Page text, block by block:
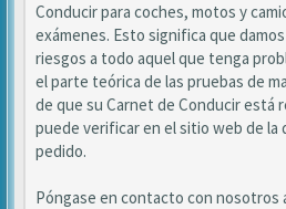
Conducir para coches, motos y
exámenes. Esto significa que
riesgos a todo aquel que tenga
el parte teórica de las pruebas de
de que su Carnet de Conducir está
puede verificar en el sitio web de la
pedido.
Póngase en contacto con nosotros